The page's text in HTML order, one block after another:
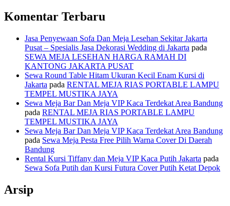
Komentar Terbaru
Jasa Penyewaan Sofa Dan Meja Lesehan Sekitar Jakarta
Pusat – Spesialis Jasa Dekorasi Wedding di Jakarta pada
SEWA MEJA LESEHAN HARGA RAMAH DI
KANTONG JAKARTA PUSAT
Sewa Round Table Hitam Ukuran Kecil Enam Kursi di
Jakarta pada RENTAL MEJA RIAS PORTABLE LAMPU
TEMPEL MUSTIKA JAYA
Sewa Meja Bar Dan Meja VIP Kaca Terdekat Area Bandung
pada RENTAL MEJA RIAS PORTABLE LAMPU
TEMPEL MUSTIKA JAYA
Sewa Meja Bar Dan Meja VIP Kaca Terdekat Area Bandung
pada Sewa Meja Pesta Free Pilih Warna Cover Di Daerah
Bandung
Rental Kursi Tiffany dan Meja VIP Kaca Putih Jakarta pada
Sewa Sofa Putih dan Kursi Futura Cover Putih Ketat Depok
Arsip